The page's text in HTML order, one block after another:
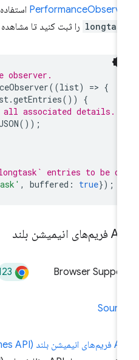
استفاده
را ثبت کنید تا مشاهده
observer.
((list) =
list.getEntries ())
all associated details.
toJSON ());
entries to be
, buffered: true
Browser
123